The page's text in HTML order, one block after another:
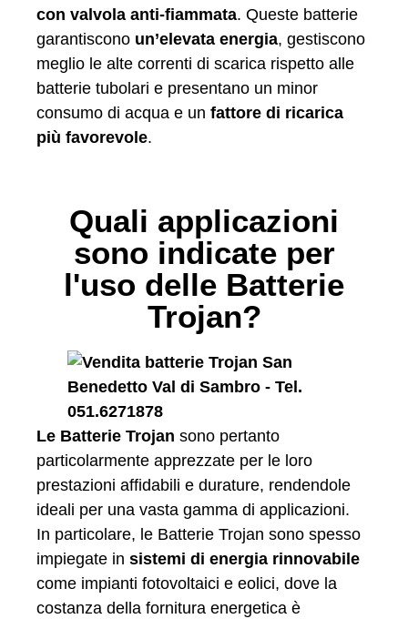
con valvola anti-fiammata. Queste batterie
garantiscono un’elevata energia, gestiscono
meglio le alte correnti di scarica rispetto alle
batterie tubolari e presentano un minor
consumo di acqua e un fattore di ricarica
più favorevole.
Quali applicazioni
sono indicate per
l'uso delle Batterie
Trojan?
Le Batterie Trojan sono pertanto
particolarmente apprezzate per le loro
prestazioni affidabili e durature, rendendole
ideali per una vasta gamma di applicazioni.
In particolare, le Batterie Trojan sono spesso
impiegate in sistemi di energia rinnovabile
come impianti fotovoltaici e eolici, dove la
costanza della fornitura energetica è